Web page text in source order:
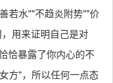
若水""不趋炎附势""价
用来证明自己是对
恰暴露了你内心的不
方"，所以任何一点态